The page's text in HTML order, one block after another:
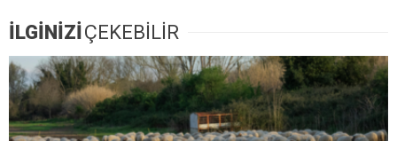
İLGİNİZİ ÇEKEBİLİR